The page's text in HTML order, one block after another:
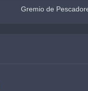
Gremio de